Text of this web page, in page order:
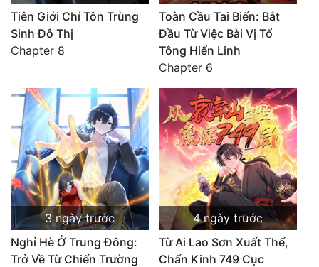
Tiên Giới Chí Tôn Trùng
Sinh Đô Thị
Chapter 8
Toàn Cầu Tai Biến: Bắt
Đầu Từ Việc Bài Vị Tổ
Tông Hiển Linh
Chapter 6
3 ngày trước
Nghỉ Hè Ở Trung Đông:
Trở Về Từ Chiến Trường
4 ngày trước
Từ Ai Lao Sơn Xuất Thế,
Chấn Kinh 749 Cục